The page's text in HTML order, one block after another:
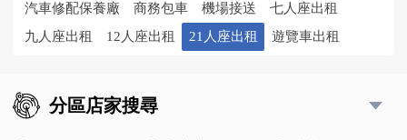
汽車修配保養廠
商務包車 機場接送
七人座出租
九人座出租
12人座出租 21人座出租 遊覽車出租
分區店家搜尋